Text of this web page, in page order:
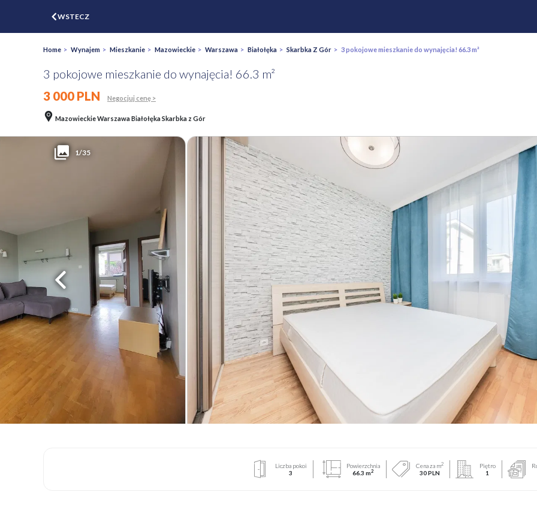
WSTECZ
Home > Wynajem > Mieszkanie > Mazowieckie > Warszawa > Białołęka > Skarbka Z Gór > 3 pokojowe mieszkanie do wynajęcia! 66.3 m²
3 pokojowe mieszkanie do wynajęcia! 66.3 m²
3 000 PLN
Negocjuj cenę >
Mazowieckie Warszawa Białołęka Skarbka z Gór
1/35
Liczba pokoi
3
Powierzchnia
66.3 m2
Cena za m2
30 PLN
Piętro
1